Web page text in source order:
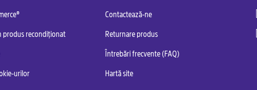
produs recondiționat
urilor
Contactează-ne
Returnare produs
Întrebări frecvente (FAQ)
Hartă site